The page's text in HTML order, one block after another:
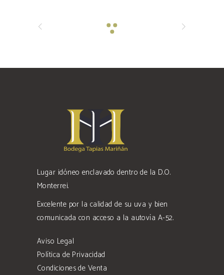
Lugar idóneo enclavado dentro de la D.O.
Monterrei.
Excelente por la calidad de su uva y bien
comunicada con acceso a la autovía A-52.
Aviso Legal
Política de Privacidad
Condiciones de Venta